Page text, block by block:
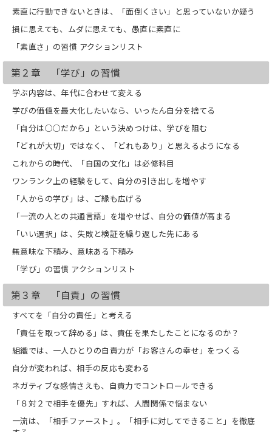
素直に行動できないときは、「面倒くさい」と思っていないか疑う
損に思えても、ムダに思えても、愚直に素直に
「素直さ」の習慣 アクションリスト
第２章 「学び」の習慣
学ぶ内容は、年代に合わせて変える
学びの価値を最大化したいなら、いったん自分を捨てる
「自分は○○だから」という決めつけは、学びを阻む
「どれが大切」ではなく、「どれもあり」と思えるようになる
これからの時代、「自国の文化」は必修科目
ワンランク上の経験をして、自分の引き出しを増やす
「人からの学び」は、ご縁も広げる
「一流の人との共通言語」を増やせば、自分の価値が高まる
「いい選択」は、失敗と検証を繰り返した先にある
無意味な下積み、意味ある下積み
「学び」の習慣 アクションリスト
第３章 「自責」の習慣
すべてを「自分の責任」と考える
「責任を取って辞める」は、責任を果たしたことになるのか？
組織では、一人ひとりの自責力が「お客さんの幸せ」をつくる
自分が変われば、相手の反応も変わる
ネガティブな感情さえも、自責力でコントロールできる
「８対２で相手を優先」すれば、人間関係で悩まない
一流は、「相手ファースト」。「相手に対してできること」を徹底